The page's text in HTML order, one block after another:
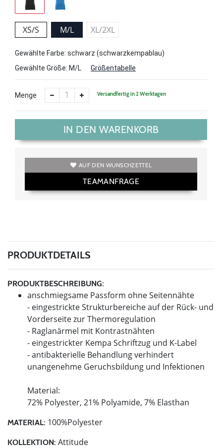
XS/S M/L XL/2XL
Gewählte Farbe: schwarz (schwarzkempablau)
Gewählte Größe: M/L Größentabelle
Menge Versandfertig in 2 Werktagen
IN DEN WARENKORB
AUF DEN WUNSCHZETTEL
TEAMANFRAGE
PRODUKTDETAILS
PRODUKTBESCHREIBUNG:
anschmiegsame Passform ohne Seitennähte
- eingestrickte Strukturbereiche auf der Rück- und
Vorderseite zur Thermoregulation
- Raglanärmel mit Kontrastnähten
- eingestrickter Kempa Schriftzug und K-Label
- antibakterielle Behandlung verhindert
unangenehme Geruchsbildung und Infektionen
Material:
72% Polyester, 21% Polyamide, 7% Elasthan
MATERIAL: 100%Polyester
KOLLEKTION: Attitude